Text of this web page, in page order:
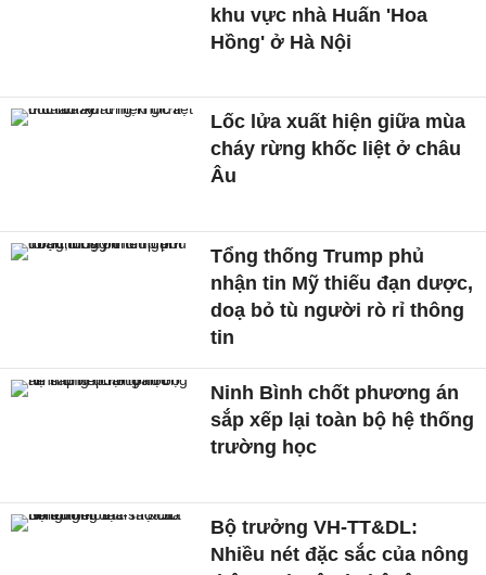
khu vực nhà Huấn 'Hoa
Hồng' ở Hà Nội
Lốc lửa xuất hiện giữa mùa
cháy rừng khốc liệt ở châu
Âu
Tổng thống Trump phủ
nhận tin Mỹ thiếu đạn dược,
doạ bỏ tù người rò rỉ thông
tin
Ninh Bình chốt phương án
sắp xếp lại toàn bộ hệ thống
trường học
Bộ trưởng VH-TT&DL:
Nhiều nét đặc sắc của nông